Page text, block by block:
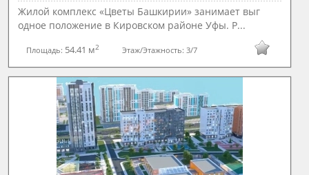
Жилой комплекс «Цветы Башкирии» занимает выг
одное положение в Кировском районе Уфы. Р...
Площадь: 54.41 м2 Этаж/Этажность: 3/7